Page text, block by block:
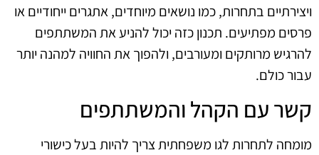
ויצירתיים בתחרות, כמו נושאים מיוחדים, אתגרים ייחודיים או
פרסים מפתיעים. תכנון כזה יכול להניע את המשתתפים
להרגיש מרותקים ומעורבים, ולהפוך את החוויה למהנה יותר
עבור כולם.
קשר עם הקהל והמשתתפים
מומחה לתחרות לגו משפחתית צריך להיות בעל כישורי